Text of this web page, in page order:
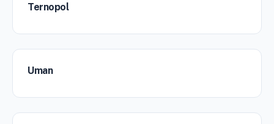
Ternopol
Uman